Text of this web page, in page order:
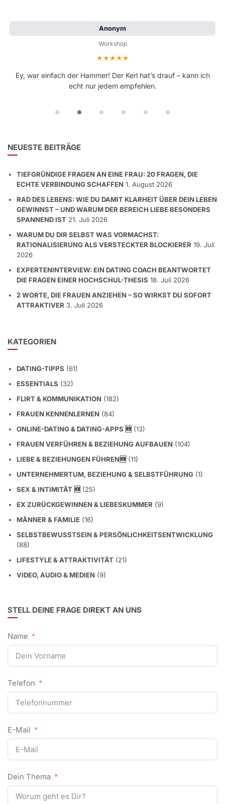
Anonym
Workshop
Bewertung: 5 von 5 Sternen
Ey, war einfach der Hammer! Der Kerl hat’s drauf – kann ich
echt nur jedem empfehlen.
NEUESTE BEITRÄGE
TIEFGRÜNDIGE FRAGEN AN EINE FRAU: 20 FRAGEN, DIE
ECHTE VERBINDUNG SCHAFFEN 1. August 2026
RAD DES LEBENS: WIE DU DAMIT KLARHEIT ÜBER DEIN LEBEN
GEWINNST – UND WARUM DER BEREICH LIEBE BESONDERS
SPANNEND IST 21. Juli 2026
WARUM DU DIR SELBST WAS VORMACHST:
RATIONALISIERUNG ALS VERSTECKTER BLOCKIERER 19. Juli
2026
EXPERTENINTERVIEW: EIN DATING COACH BEANTWORTET
DIE FRAGEN EINER HOCHSCHUL-THESIS 18. Juli 2026
2 WORTE, DIE FRAUEN ANZIEHEN – SO WIRKST DU SOFORT
ATTRAKTIVER 3. Juli 2026
KATEGORIEN
DATING-TIPPS (61)
ESSENTIALS (32)
FLIRT & KOMMUNIKATION (182)
FRAUEN KENNENLERNEN (84)
ONLINE-DATING & DATING-APPS 🆕 (13)
FRAUEN VERFÜHREN & BEZIEHUNG AUFBAUEN (104)
LIEBE & BEZIEHUNGEN FÜHREN🆕 (11)
UNTERNEHMERTUM, BEZIEHUNG & SELBSTFÜHRUNG (1)
SEX & INTIMITÄT 🆕 (25)
EX ZURÜCKGEWINNEN & LIEBESKUMMER (9)
MÄNNER & FAMILIE (16)
SELBSTBEWUSSTSEIN & PERSÖNLICHKEITSENTWICKLUNG
(88)
LIFESTYLE & ATTRAKTIVITÄT (21)
VIDEO, AUDIO & MEDIEN (9)
STELL DEINE FRAGE DIREKT AN UNS
Name
Telefon
E-Mail
Dein Thema